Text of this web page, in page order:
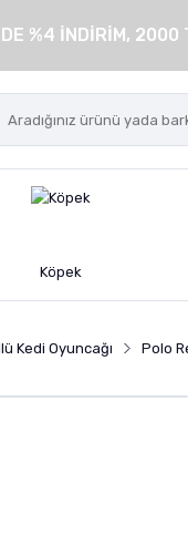
%4 İNDİRİM,
Köpek
Kedi Oyuncağı Polo